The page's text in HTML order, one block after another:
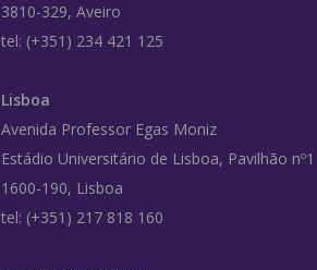
3810-329, Aveiro
tel: (+351) 234 421 125
Lisboa
Avenida Professor Egas Moniz
Estádio Universitário de Lisboa, Pavilhão nº1
1600-190, Lisboa
tel: (+351) 217 818 160